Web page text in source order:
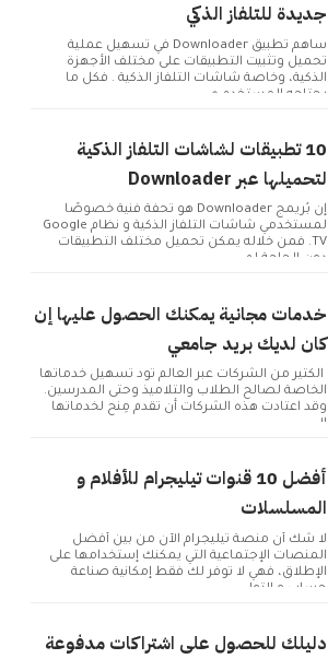
جديدة للتلفاز الذكي
ساهم تطبيق Downloader في تسهيل عملية
تحميل وتثبيت التطبيقات على مختلف الأجهزة
الذكية، وخاصة شاشات التلفاز الذكية . فكل ما
يحتاجه المستخدم ه...
10 تطبيقات لشاشات التلفاز الذكية
لتحميلها عبر Downloader
إن بُريمج Downloader هو تحفة فنية خصوصًا
لمستخدمي شاشات التلفاز الذكية و نظام Google
TV. فمن خلاله يمكن تحميل مختلف التطبيقات
دون الحاجة لم...
خدمات مجانية يمكنك الحصول عليها إن
كان لديك بريد جامعي
الكثير من الشركات عبر العالم تود تسهيل خدماتها
الخاصة لصالح الطلاب والتلاميذ وحتى المدرسين.
وقد اعتادت هذه الشركات أن تقدم مِنح لخدماتها
ال...
أفضل 10 قنوات تيليجرام للأفلام و
المسلسلات
لا شك أن منصة تيليجرام الآن من بين أفضل
المنصات الإجتماعية التي يمكنك إستخدامها على
الإطلاق، فهي لا توفر لك فقط إمكانية صناعة
حساب و التوا...
دليلك للحصول على اشتراكات مدفوعة